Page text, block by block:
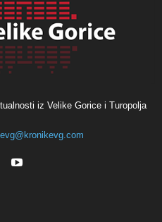
iz Velike Gorice i Turopolja